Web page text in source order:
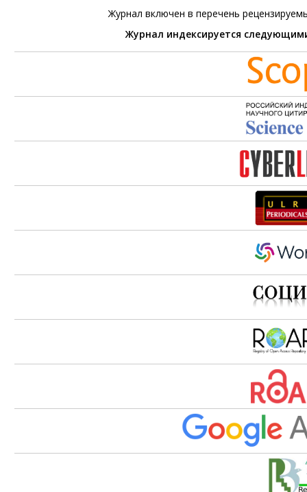
Журнал включен в перечень
Журнал индексируется